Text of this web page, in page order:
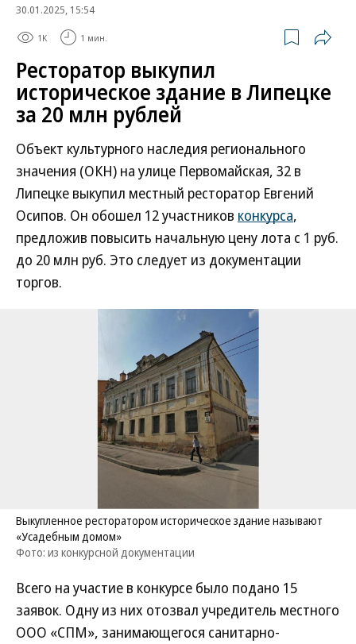
30.01.2025, 15:54
1K 1 мин.
Ресторатор выкупил
историческое здание в Липецке
за 20 млн рублей
Объект культурного наследия регионального
значения (ОКН) на улице Первомайская, 32 в
Липецке выкупил местный ресторатор Евгений
Осипов. Он обошел 12 участников конкурса,
предложив повысить начальную цену лота с 1 руб.
до 20 млн руб. Это следует из документации
торгов.
Выкупленное ресторатором историческое здание называют
«Усадебным домом»
Фото: из конкурсной документации
Всего на участие в конкурсе было подано 15
заявок. Одну из них отозвал учредитель местного
ООО «СПМ», занимающегося санитарно-